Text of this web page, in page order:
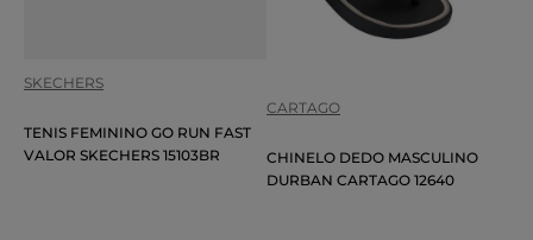
SKECHERS
TENIS FEMININO GO RUN FAST
VALOR SKECHERS 15103BR
CARTAGO
CHINELO DEDO MASCULINO
DURBAN CARTAGO 12640